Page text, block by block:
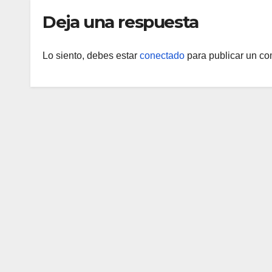
Deja una respuesta
Lo siento, debes estar conectado para publicar un